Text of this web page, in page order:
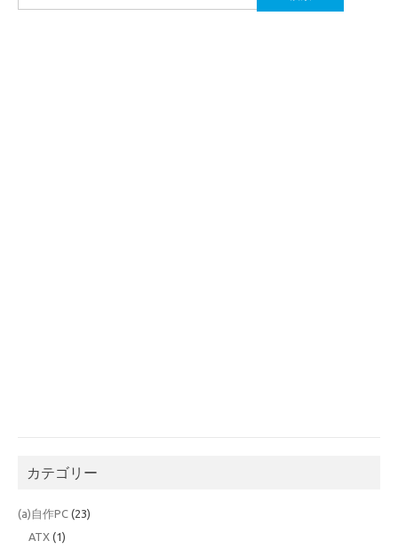
索:
カテゴリー
(a)自作PC (23)
ATX (1)